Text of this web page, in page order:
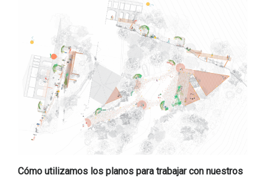
Cómo utilizamos los planos para trabajar con nuestros